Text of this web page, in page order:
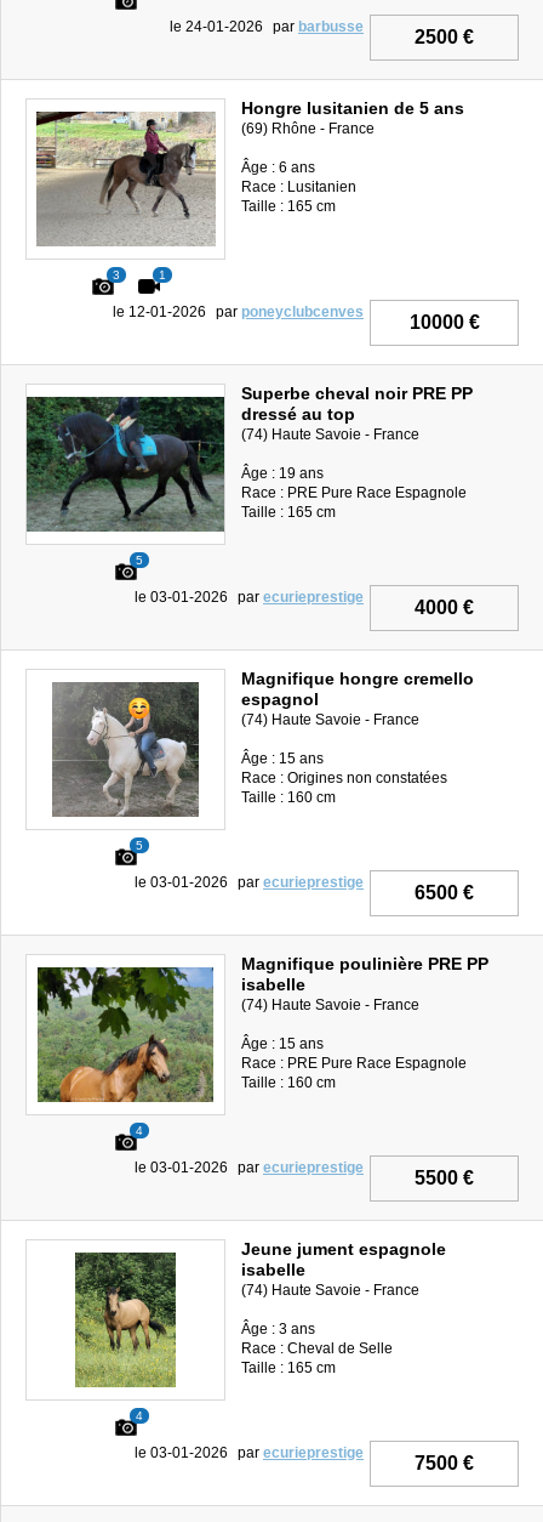
2500 €
le 24-01-2026 par barbusse
3 1
Hongre lusitanien de 5 ans
(69) Rhône - France
Âge : 6 ans
Race : Lusitanien
Taille : 165 cm
10000 €
le 12-01-2026 par poneyclubcenves
5
Superbe cheval noir PRE PP
dressé au top
(74) Haute Savoie - France
Âge : 19 ans
Race : PRE Pure Race Espagnole
Taille : 165 cm
4000 €
le 03-01-2026 par ecurieprestige
5
Magnifique hongre cremello
espagnol
(74) Haute Savoie - France
Âge : 15 ans
Race : Origines non constatées
Taille : 160 cm
6500 €
le 03-01-2026 par ecurieprestige
4
Magnifique poulinière PRE PP
isabelle
(74) Haute Savoie - France
Âge : 15 ans
Race : PRE Pure Race Espagnole
Taille : 160 cm
5500 €
le 03-01-2026 par ecurieprestige
4
Jeune jument espagnole
isabelle
(74) Haute Savoie - France
Âge : 3 ans
Race : Cheval de Selle
Taille : 165 cm
7500 €
le 03-01-2026 par ecurieprestige